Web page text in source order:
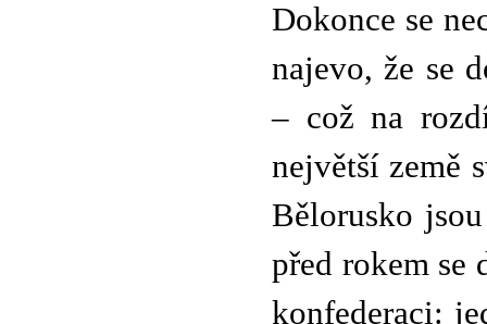
Dokonce se
najevo, že se
– což na
největší země
Bělorusko
před rokem se
konfederaci: